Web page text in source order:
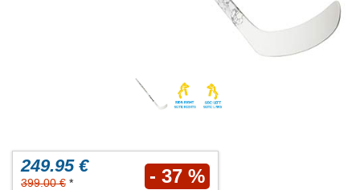
249.95 €
399.00 € * - 37 %